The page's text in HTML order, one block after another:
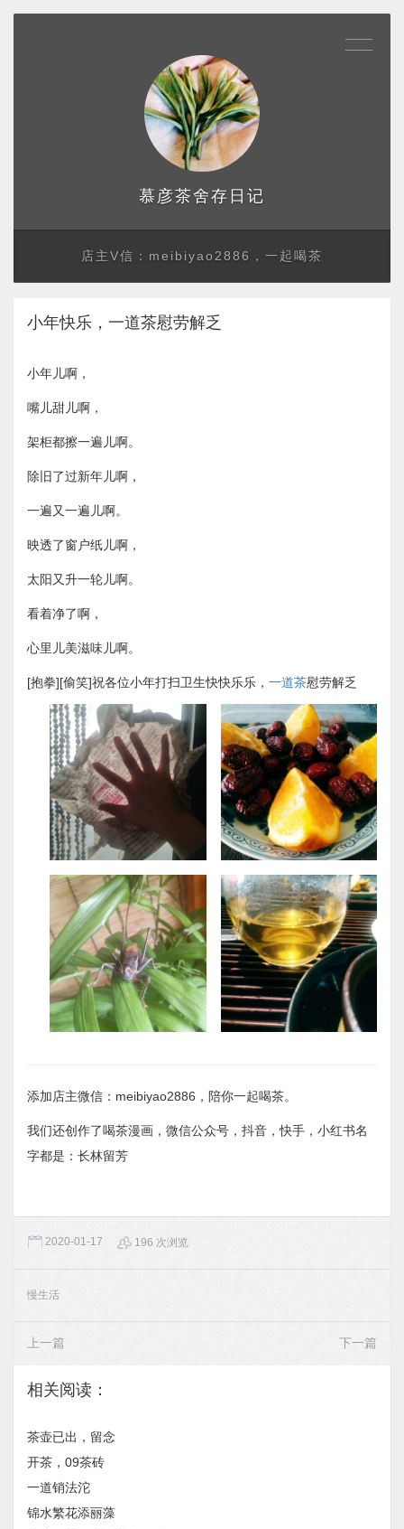
慕彦茶舍存日记
店主V信：meibiyao2886，一起喝茶
小年快乐，一道茶慰劳解乏
小年儿啊，
嘴儿甜儿啊，
架柜都擦一遍儿啊。
除旧了过新年儿啊，
一遍又一遍儿啊。
映透了窗户纸儿啊，
太阳又升一轮儿啊。
看着净了啊，
心里儿美滋味儿啊。
[抱拳][偷笑]祝各位小年打扫卫生快快乐乐， 一道茶慰劳解乏
添加店主微信：meibiyao2886，陪你一起喝茶。
我们还创作了喝茶漫画，微信公众号，抖音，快手，小红书名
字都是：长林留芳
2020-01-17 196 次浏览
慢生活
上一篇 下一篇
相关阅读：
茶壶已出，留念
开茶，09茶砖
一道销法沱
锦水繁花添丽藻